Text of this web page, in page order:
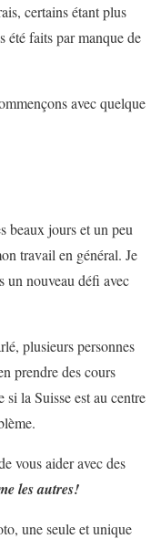
certains étant plus
été faits par manque de
avec quelque
beaux jours et un peu
travail en général. Je
un nouveau défi avec
plusieurs personnes
prendre des cours
la Suisse est au centre
vous aider avec des
les autres!
une seule et unique